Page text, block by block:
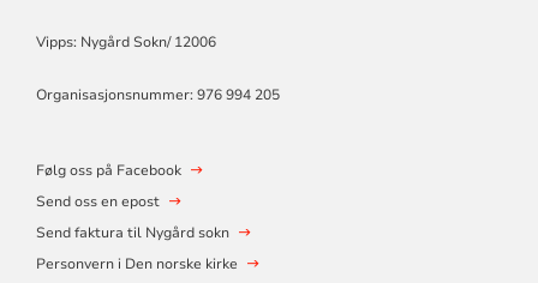
Vipps: Nygård Sokn/ 12006
Organisasjonsnummer: 976 994 205
Følg oss på Facebook
Send oss en epost
Send faktura til Nygård sokn
Personvern i Den norske kirke